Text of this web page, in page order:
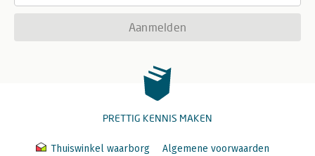
Aanmelden
PRETTIG KENNIS MAKEN
Thuiswinkel waarborg Algemene voorwaarden